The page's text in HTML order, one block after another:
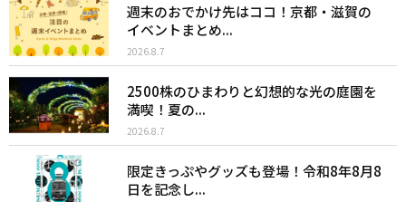
週末のおでかけ先はココ！京都・滋賀の
イベントまとめ...
2026.8.7
2500株のひまわりと幻想的な光の庭園を
満喫！夏の...
2026.8.7
限定きっぷやグッズも登場！令和8年8月8
日を記念し...